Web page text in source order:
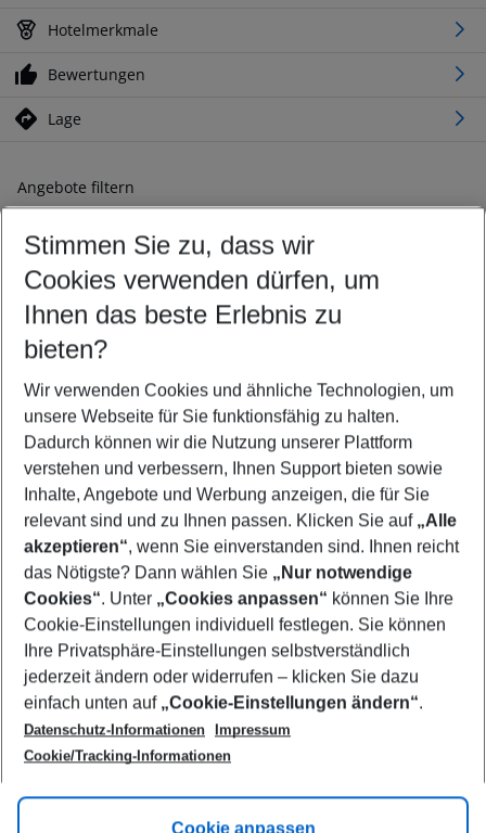
Hotelmerkmale
Bewertungen
Lage
Angebote filtern
Ändern Sie Ihre Kriterien nach Ihren Wünschen
Abflughafen wählen
Beliebiger Abflughafen
Reisezeitraum wählen
10.08.26– 08.08.27 5-8 Nächte
2 Erwachsene Keine Kinder
Mehr Filter anzeigen
Footer
Footer navigation
Über uns
AGB
Cookie-Einstellungen ändern
Cookie-Richtlinie
Datenschutz
Service & Hilfe
Barrierefreies Reisen
Check-in
Flugbeschränkungen
Folgen Sie uns
Stimmen Sie zu, dass wir
Cookies verwenden dürfen, um
Ihnen das beste Erlebnis zu
bieten?
Wir verwenden Cookies und ähnliche Technologien, um
unsere Webseite für Sie funktionsfähig zu halten.
Dadurch können wir die Nutzung unserer Plattform
verstehen und verbessern, Ihnen Support bieten sowie
Inhalte, Angebote und Werbung anzeigen, die für Sie
relevant sind und zu Ihnen passen. Klicken Sie auf „Alle
akzeptieren“, wenn Sie einverstanden sind. Ihnen reicht
das Nötigste? Dann wählen Sie „Nur notwendige
Cookies“. Unter „Cookies anpassen“ können Sie Ihre
Cookie-Einstellungen individuell festlegen. Sie können
Ihre Privatsphäre-Einstellungen selbstverständlich
jederzeit ändern oder widerrufen – klicken Sie dazu
einfach unten auf „Cookie-Einstellungen ändern“.
Datenschutz-Informationen
Impressum
Cookie/Tracking-Informationen
Cookie anpassen